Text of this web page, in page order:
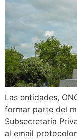
Las entidades,
formar parte del
Subsecretaría
al email